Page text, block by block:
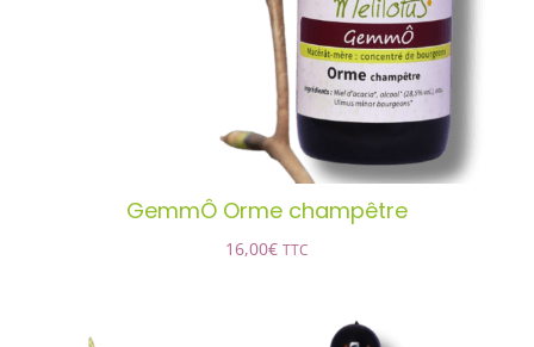
GemmÔ Orme champêtre
16,00€ TTC